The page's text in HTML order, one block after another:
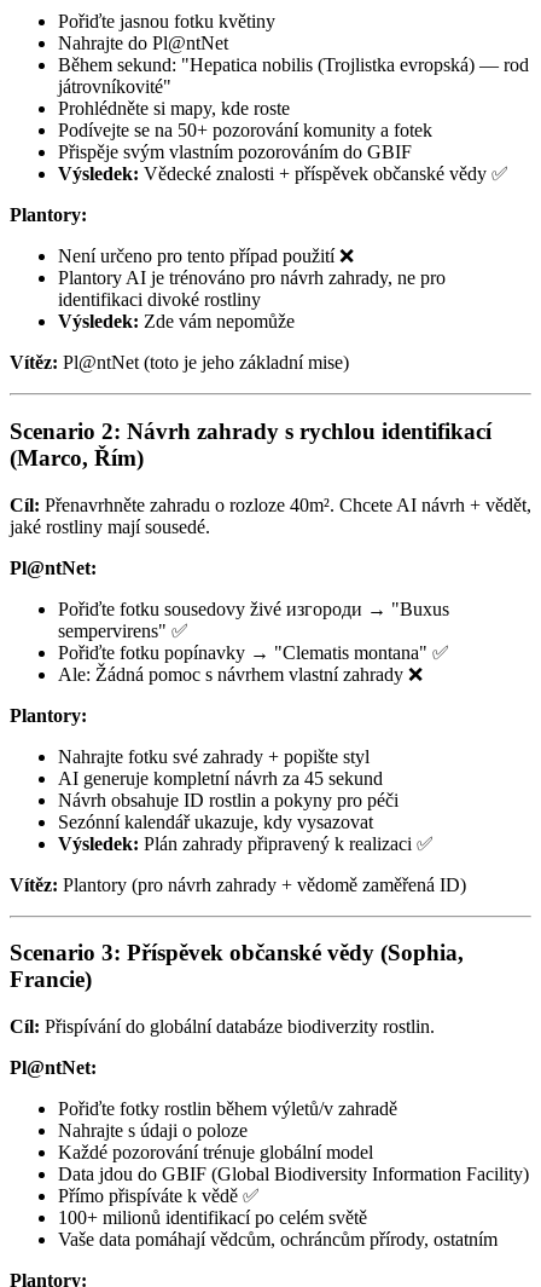
Pořiďte jasnou fotku květiny
Nahrajte do Pl@ntNet
Během sekund: "Hepatica nobilis (Trojlistka evropská) — rod
játrovníkovité"
Prohlédněte si mapy, kde roste
Podívejte se na 50+ pozorování komunity a fotek
Přispěje svým vlastním pozorováním do GBIF
Výsledek: Vědecké znalosti + příspěvek občanské vědy ✅
Plantory:
Není určeno pro tento případ použití ❌
Plantory AI je trénováno pro návrh zahrady, ne pro
identifikaci divoké rostliny
Výsledek: Zde vám nepomůže
Vítěz: Pl@ntNet (toto je jeho základní mise)
Scenario 2: Návrh zahrady s rychlou identifikací
(Marco, Řím)
Cíl: Přenavrhněte zahradu o rozloze 40m². Chcete AI návrh + vědět,
jaké rostliny mají sousedé.
Pl@ntNet:
Pořiďte fotku sousedovy živé изгороди → "Buxus
sempervirens" ✅
Pořiďte fotku popínavky → "Clematis montana" ✅
Ale: Žádná pomoc s návrhem vlastní zahrady ❌
Plantory:
Nahrajte fotku své zahrady + popište styl
AI generuje kompletní návrh za 45 sekund
Návrh obsahuje ID rostlin a pokyny pro péči
Sezónní kalendář ukazuje, kdy vysazovat
Výsledek: Plán zahrady připravený k realizaci ✅
Vítěz: Plantory (pro návrh zahrady + vědomě zaměřená ID)
Scenario 3: Příspěvek občanské vědy (Sophia,
Francie)
Cíl: Přispívání do globální databáze biodiverzity rostlin.
Pl@ntNet:
Pořiďte fotky rostlin během výletů/v zahradě
Nahrajte s údaji o poloze
Každé pozorování trénuje globální model
Data jdou do GBIF (Global Biodiversity Information Facility)
Přímo přispíváte k vědě ✅
100+ milionů identifikací po celém světě
Vaše data pomáhají vědcům, ochráncům přírody, ostatním
Plantory: